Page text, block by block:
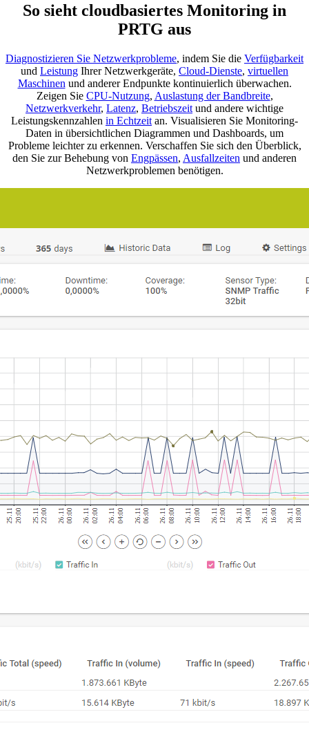
So sieht cloudbasiertes Monitoring in
PRTG aus
Diagnostizieren Sie Netzwerkprobleme, indem Sie die Verfügbarkeit
und Leistung Ihrer Netzwerkgeräte, Cloud-Dienste, virtuellen
Maschinen und anderer Endpunkte kontinuierlich überwachen.
Zeigen Sie CPU-Nutzung, Auslastung der Bandbreite,
Netzwerkverkehr, Latenz, Betriebszeit und andere wichtige
Leistungskennzahlen in Echtzeit an. Visualisieren Sie Monitoring-
Daten in übersichtlichen Diagrammen und Dashboards, um
Probleme leichter zu erkennen. Verschaffen Sie sich den Überblick,
den Sie zur Behebung von Engpässen, Ausfallzeiten und anderen
Netzwerkproblemen benötigen.